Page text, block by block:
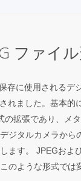
ファイ
存に使用されるデ
れました。基本的
の拡張であり、メ
ジタルカメラから
ます。 JPEGおよ
のような形式では